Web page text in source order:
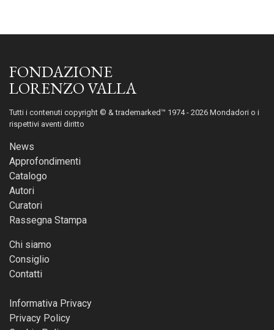
FONDAZIONE
LORENZO VALLA
Tutti i contenuti copyright © & trademarked™ 1974 - 2026 Mondadori o i
rispettivi aventi diritto
News
Approfondimenti
Catalogo
Autori
Curatori
Rassegna Stampa
Chi siamo
Consiglio
Contatti
Informativa Privacy
Privacy Policy